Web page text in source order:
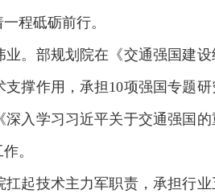
程砥砺前行。
。部规划院在《交通强国建
撑作用，承担10项强国专题
入学习习近平关于交通强国
。
起技术主力军职责，承担行业